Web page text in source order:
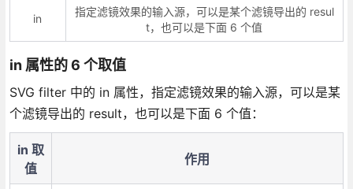
in
指定滤镜效果的输入源，可以是某个滤镜导出的 resul
t，也可以是下面 6 个值
in 属性的 6 个取值
SVG filter 中的 in 属性，指定滤镜效果的输入源，可以是某
个滤镜导出的 result，也可以是下面 6 个值：
in 取
值
作用